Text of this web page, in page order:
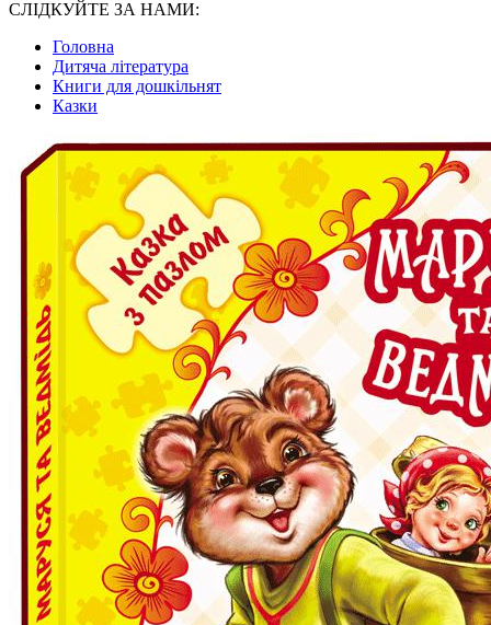
СЛІДКУЙТЕ ЗА НАМИ:
Головна
Дитяча література
Книги для дошкільнят
Казки